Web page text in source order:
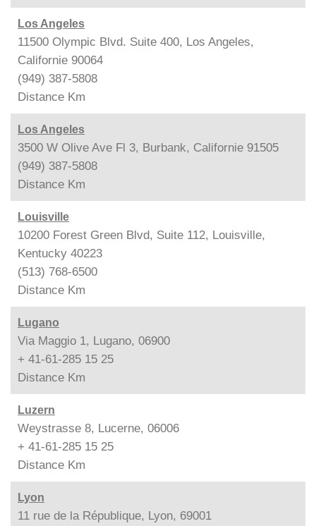
Los Angeles
11500 Olympic Blvd. Suite 400, Los Angeles,
Californie 90064
(949) 387-5808
Distance Km
Los Angeles
3500 W Olive Ave Fl 3, Burbank, Californie 91505
(949) 387-5808
Distance Km
Louisville
10200 Forest Green Blvd, Suite 112, Louisville,
Kentucky 40223
(513) 768-6500
Distance Km
Lugano
Via Maggio 1, Lugano, 06900
+ 41-61-285 15 25
Distance Km
Luzern
Weystrasse 8, Lucerne, 06006
+ 41-61-285 15 25
Distance Km
Lyon
11 rue de la République, Lyon, 69001